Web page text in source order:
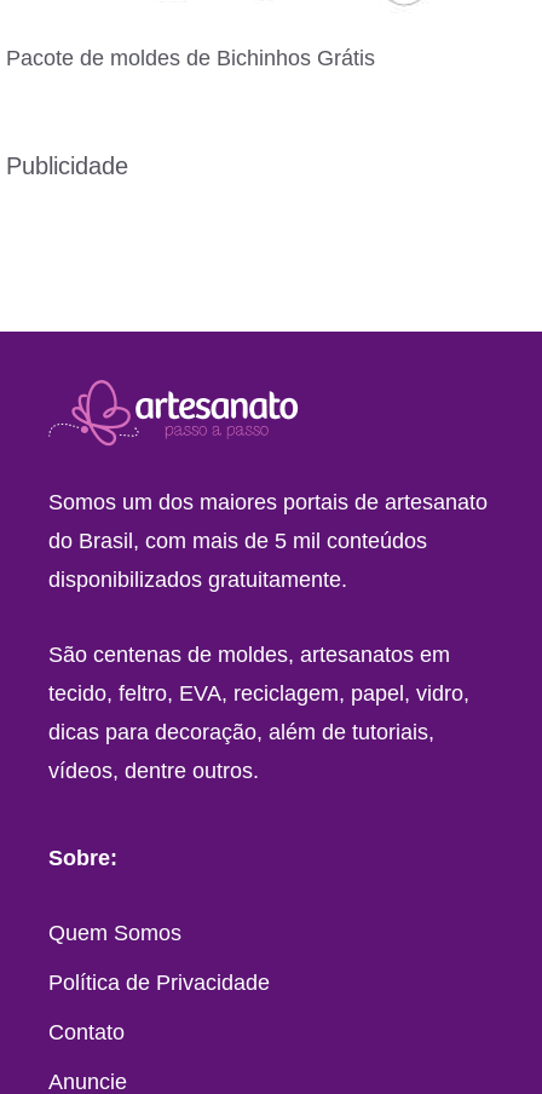
Pacote de moldes de Bichinhos Grátis
Publicidade
Somos um dos maiores portais de artesanato
do Brasil, com mais de 5 mil conteúdos
disponibilizados gratuitamente.
São centenas de moldes, artesanatos em
tecido, feltro, EVA, reciclagem, papel, vidro,
dicas para decoração, além de tutoriais,
vídeos, dentre outros.
Sobre:
Quem Somos
Política de Privacidade
Contato
Anuncie